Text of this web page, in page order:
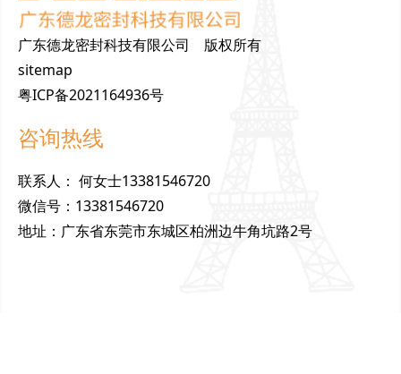
广东德龙密封科技有限公司 版权所有
sitemap
粤ICP备2021164936号
咨询热线
联系人 ： 何女士13381546720
微信号 ： 13381546720
地址 ： 广东省东莞市东城区柏洲边牛角坑路2号